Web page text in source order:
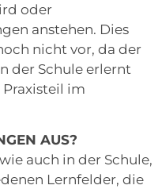
oder
anstehen. Dies
nicht vor, da der
der Schule erlernt
im
AUS?
auch in der Schule,
Lernfelder, die